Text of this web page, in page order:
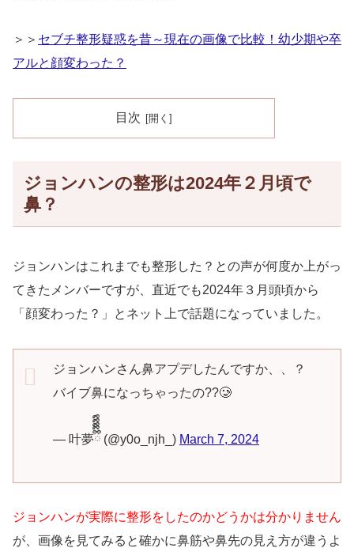
＞＞ セブチ整形疑惑を昔～現在の画像で比較！幼少期や卒
アルと顔変わった？
目次
ジョンハンの整形は2024年２月頃で
鼻？
ジョンハンはこれまでも整形した？との声が何度か上がっ
てきたメンバーですが、直近でも2024年３月頭頃から
「顔変わった？」とネット上で話題になっていました。
ジョンハンさん鼻アプデしたんですか、、？
バイブ鼻になっちゃったの??🥲
— 叶夢ྀིྀིྀིྀིྀི (@y0o_njh_) March 7, 2024
ジョンハンが実際に整形をしたのかどうかは分かりません
が、画像を見てみると確かに鼻筋や鼻先の見え方が違うよ